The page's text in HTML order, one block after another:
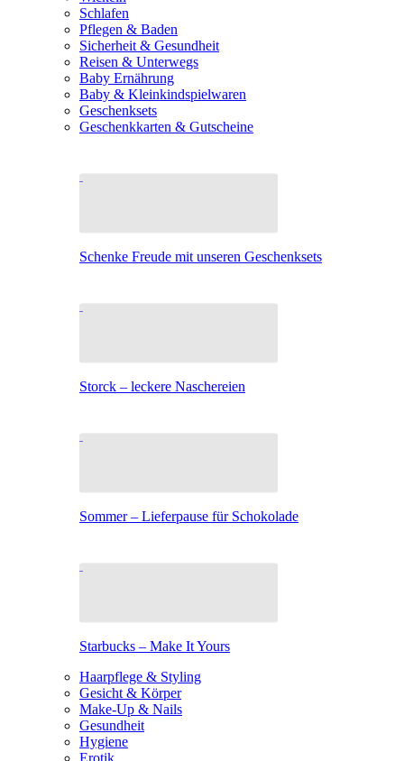
Schlafen
Pflegen & Baden
Sicherheit & Gesundheit
Reisen & Unterwegs
Baby Ernährung
Baby & Kleinkindspielwaren
Geschenksets
Geschenkkarten & Gutscheine
Schenke Freude mit unseren Geschenksets
Storck – leckere Naschereien
Sommer – Lieferpause für Schokolade
Starbucks – Make It Yours
Haarpflege & Styling
Gesicht & Körper
Make-Up & Nails
Gesundheit
Hygiene
Erotik